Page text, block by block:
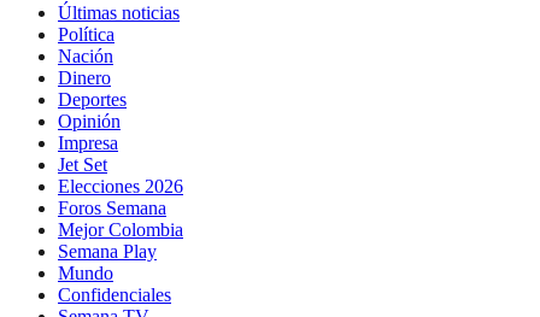
Últimas noticias
Política
Nación
Dinero
Deportes
Opinión
Impresa
Jet Set
Elecciones 2026
Foros Semana
Mejor Colombia
Semana Play
Mundo
Confidenciales